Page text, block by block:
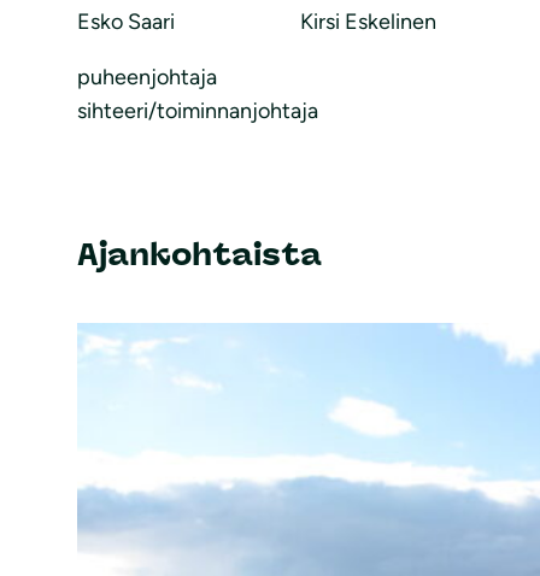
Esko Saari Kirsi Eskelinen
puheenjohtaja
sihteeri/toiminnanjohtaja
Ajankohtaista